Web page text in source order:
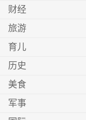
财经
旅游
育儿
历史
美食
军事